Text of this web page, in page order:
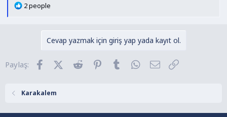
T
e
2 people
Cevap yazmak için giriş yap yada kayıt ol.
Paylaş: FacebookX (Twitter)
Reddit Pinterest
Tumblr WhatsApp
E-posta
Karakalem